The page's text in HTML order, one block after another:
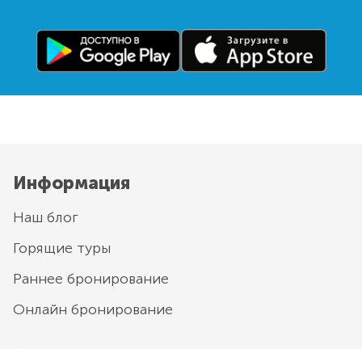
Информация
Наш блог
Горящие туры
Раннее бронирование
Онлайн бронирование